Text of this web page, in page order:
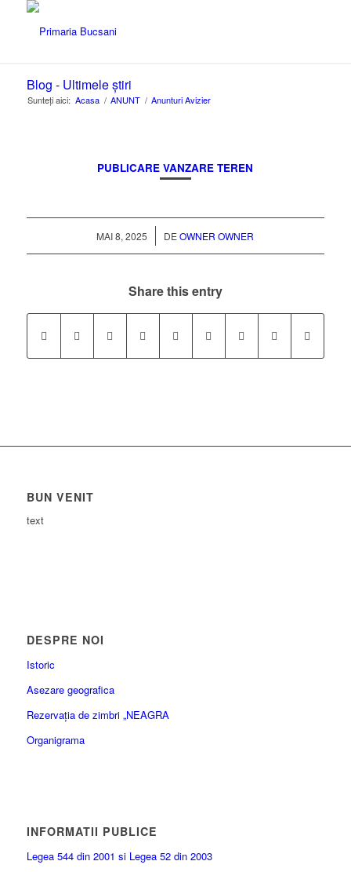
Blog - Ultimele știri
Sunteți aici: Acasa / ANUNT / Anunturi Avizier
PUBLICARE VANZARE TEREN
MAI 8, 2025
/ DEOWNER OWNER
Share this entry
BUN VENIT
text
DESPRE NOI
Istoric
Asezare geografica
Rezervația de zimbri „NEAGRA
Organigrama
INFORMATII PUBLICE
Legea 544 din 2001 si Legea 52 din 2003